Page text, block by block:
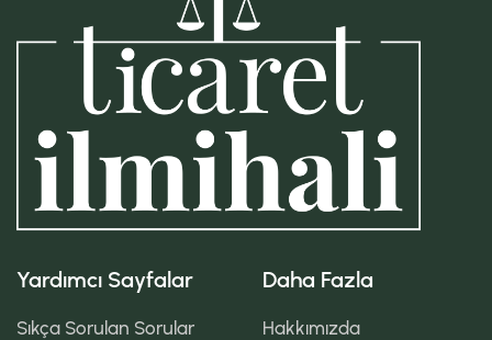
Yardımcı Sayfalar
Sıkça Sorulan Sorular
Daha Fazla
Hakkımızda